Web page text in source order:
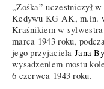
„Zośka” uczestniczył
Kedywu KG AK, m.in.
Kraśnikiem w sylwestra
marca 1943 roku,
jego przyjaciela Jana
wysadzeniem mostu
6 czerwca 1943 roku.